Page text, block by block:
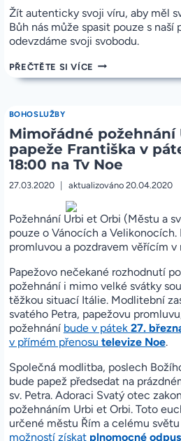
Žít autenticky svoji víru, aby měl
Bůh nás může spasit pouze s naší
odevzdáme svoji svobodu.
PŘEČTĚTE SI VÍCE PROMLUVA
BŮH
NÁS
MŮŽE
POUZE
POMOCÍ.
KDYŽ
MU
ODEVZDÁME
SVOJI
SVOBODU.
BOHOSLUŽBY
Mimořádné požehnání
papeže Františka v
18:00 na Tv Noe
27.03.2020 aktualizováno 20.04.2020
Požehnání Urbi et Orbi (Městu a
pouze o Vánocích a Velikonocích.
promluvou a pozdravem věřícím v
Papežovo nečekané rozhodnutí
požehnání i mimo velké svátky
těžkou situací Itálie. Modlitební
svatého Petra, papežovu
požehnání bude v pátek 27.
v přímém přenosu televize Noe.
Společná modlitba, poslech
bude papež předsedat na
sv. Petra. Adoraci Svatý otec
požehnáním Urbi et Orbi. Toto
určené městu Řím a celému
možností získat plnomocné